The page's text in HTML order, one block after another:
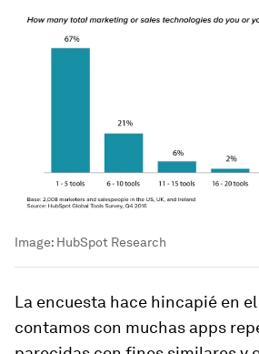
Image: HubSpot Research
La encuesta hace hincapié en
contamos con muchas apps